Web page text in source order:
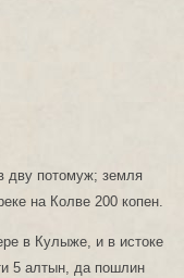
дву потомуж; земля
на Колве 200 копен.
в Кулыже, и в истоке
5 алтын, да пошлин